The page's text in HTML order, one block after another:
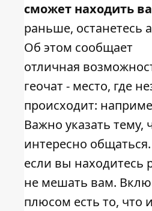
сможет находить
раньше, останетесь
Об этом сообщает
отличная
геочат - место, где
происходит:
Важно указать
интересно
если вы находитесь
не мешать вам.
плюсом есть то, что